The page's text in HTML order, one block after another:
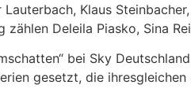
Klaus
Deleila Piasko, Sina
bei Sky
gesetzt, die